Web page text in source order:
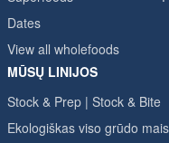
Dates
View all wholefoods
MŪSŲ LINIJOS
Stock & Prep | Stock & Bite
Ekologiškas viso grūdo